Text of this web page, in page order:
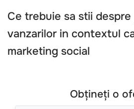
Ce trebuie sa stii despre
vanzarilor in contextul
marketing social
Obțineți o